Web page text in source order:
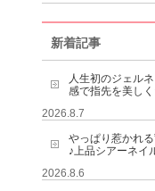
新着記事
人生初のジェル
感で指先を美し
2026.8.7
やっぱり惹かれ
♪上品シアーネイ
2026.8.6